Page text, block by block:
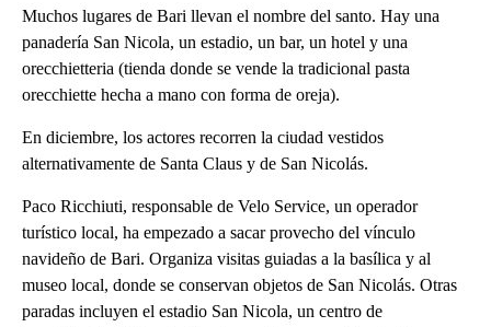
Muchos lugares de Bari llevan el nombre del santo. Hay una
panadería San Nicola, un estadio, un bar, un hotel y una
orecchietteria (tienda donde se vende la tradicional pasta
orecchiette hecha a mano con forma de oreja).
En diciembre, los actores recorren la ciudad vestidos
alternativamente de Santa Claus y de San Nicolás.
Paco Ricchiuti, responsable de Velo Service, un operador
turístico local, ha empezado a sacar provecho del vínculo
navideño de Bari. Organiza visitas guiadas a la basílica y al
museo local, donde se conservan objetos de San Nicolás. Otras
paradas incluyen el estadio San Nicola, un centro de